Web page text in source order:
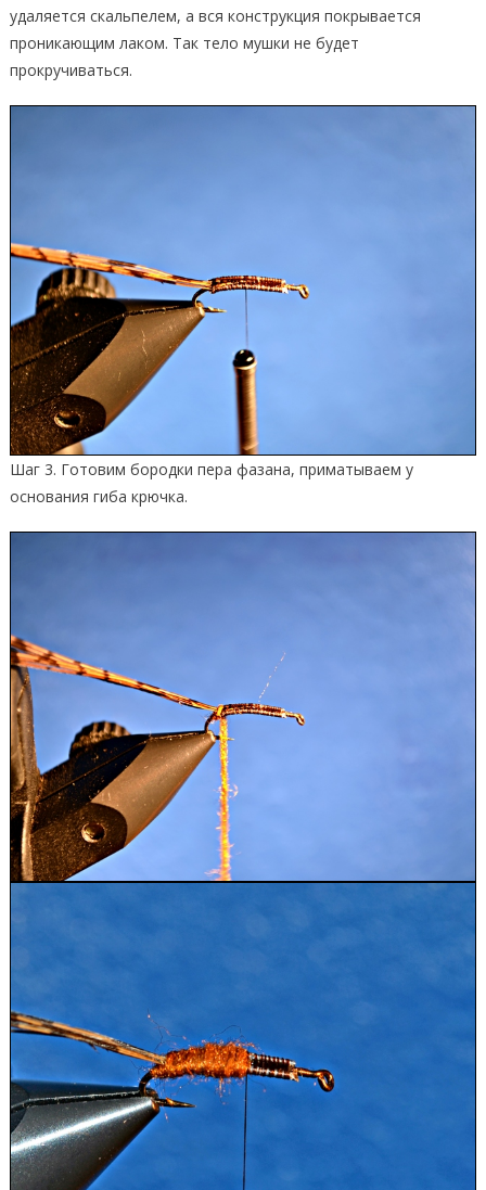
удаляется скальпелем, а вся конструкция покрывается
проникающим лаком. Так тело мушки не будет
прокручиваться.
Шаг 3. Готовим бородки пера фазана, приматываем у
основания гиба крючка.